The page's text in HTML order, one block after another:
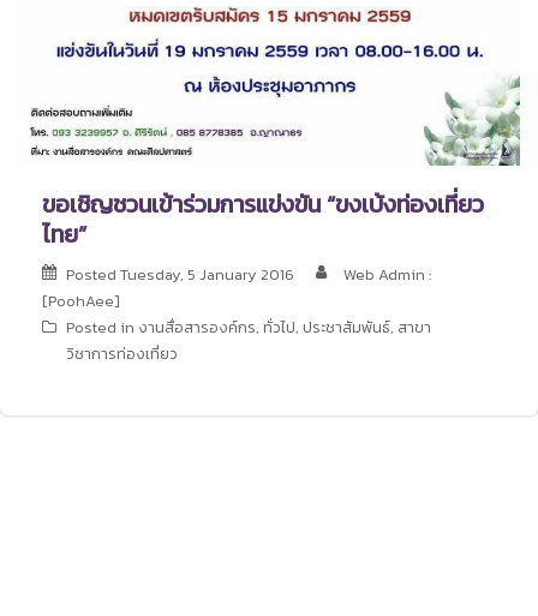
ขอเชิญชวนเข้าร่วมการแข่งขัน “ขงเบ้งท่องเที่ยว
ไทย”
Posted Tuesday, 5 January 2016
Web Admin :
[PoohAee]
Posted in งานสื่อสารองค์กร, ทั่วไป, ประชาสัมพันธ์, สาขา
วิชาการท่องเที่ยว